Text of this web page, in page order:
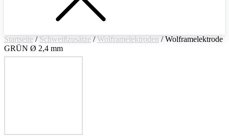
Startseite / Schweißzusätze /Wolframelektroden / Wolframelektrode
GRÜN Ø 2,4 mm